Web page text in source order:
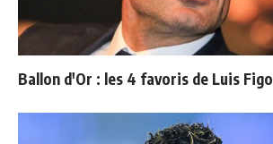
Ballon d'Or : les 4 favoris de Luis Figo